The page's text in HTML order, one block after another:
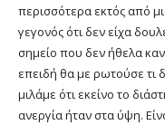
περισσότερα εκτός από
γεγονός ότι δεν είχα
σημείο που δεν ήθελα
επειδή θα με ρωτούσε τι
μιλάμε ότι εκείνο το
ανεργία ήταν στα ύψη.